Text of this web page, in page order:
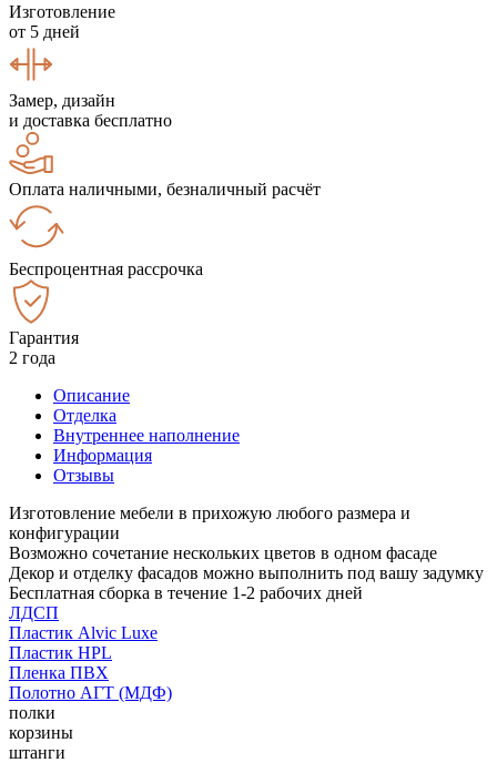
Изготовление
от 5 дней
Замер, дизайн
и доставка бесплатно
Оплата наличными, безналичный расчёт
Беспроцентная рассрочка
Гарантия
2 года
Описание
Отделка
Внутреннее наполнение
Информация
Отзывы
Изготовление мебели в прихожую любого размера и
конфигурации
Возможно сочетание нескольких цветов в одном фасаде
Декор и отделку фасадов можно выполнить под вашу задумку
Бесплатная сборка в течение 1-2 рабочих дней
ЛДСП
Пластик Alvic Luxe
Пластик HPL
Пленка ПВХ
Полотно АГТ (МДФ)
полки
корзины
штанги